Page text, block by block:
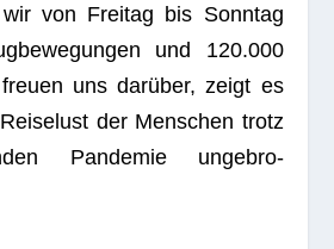
von Frei­tag bis Sonn­tag
und 120.000
uns dar­über, zeigt es
der Men­schen trotz
Pan­de­mie unge­bro­